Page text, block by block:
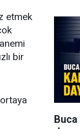
etmek
bir